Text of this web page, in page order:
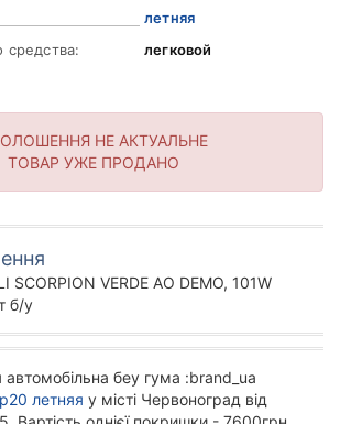
летняя
средства:
легковой
НЕ АКТУАЛЬНЕ
ТОВАР УЖЕ ПРОДАНО
SCORPION VERDE AO DEMO, 101W
б/у
беу гума :brand_ua
летняя у місті Червоноград від